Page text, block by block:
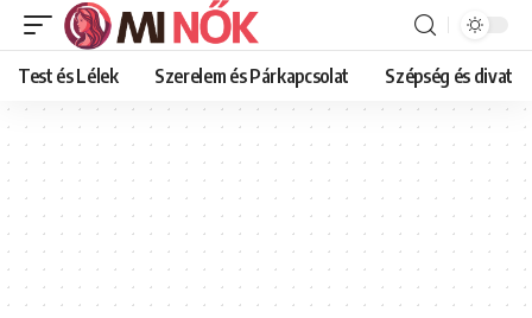
Test és Lélek Szerelem és Párkapcsolat Szépség és divat